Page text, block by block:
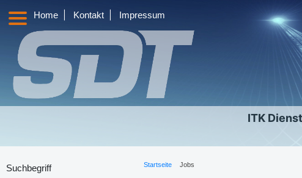
Home Kontakt Impressum
ITK
Suchbegriff Startseite Jobs